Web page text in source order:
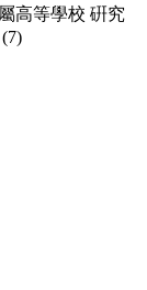
高等學校 硏究
(7)